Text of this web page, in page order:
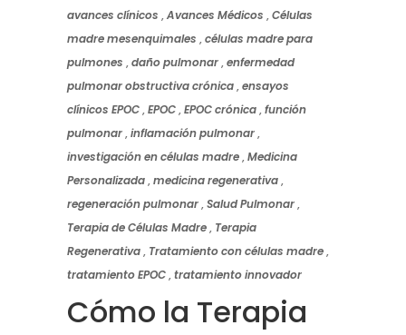
avances clínicos ,Avances Médicos ,Células
madre mesenquimales ,células madre para
pulmones ,daño pulmonar,enfermedad
pulmonar obstructiva crónica,ensayos
clínicos EPOC,EPOC,EPOC crónica,función
pulmonar,inflamación pulmonar,
investigación en células madre,Medicina
Personalizada,medicina regenerativa,
regeneración pulmonar,Salud Pulmonar,
Terapia de Células Madre, Terapia
Regenerativa, Tratamiento con células madre,
tratamiento EPOC,tratamiento innovador
Cómo la Terapia